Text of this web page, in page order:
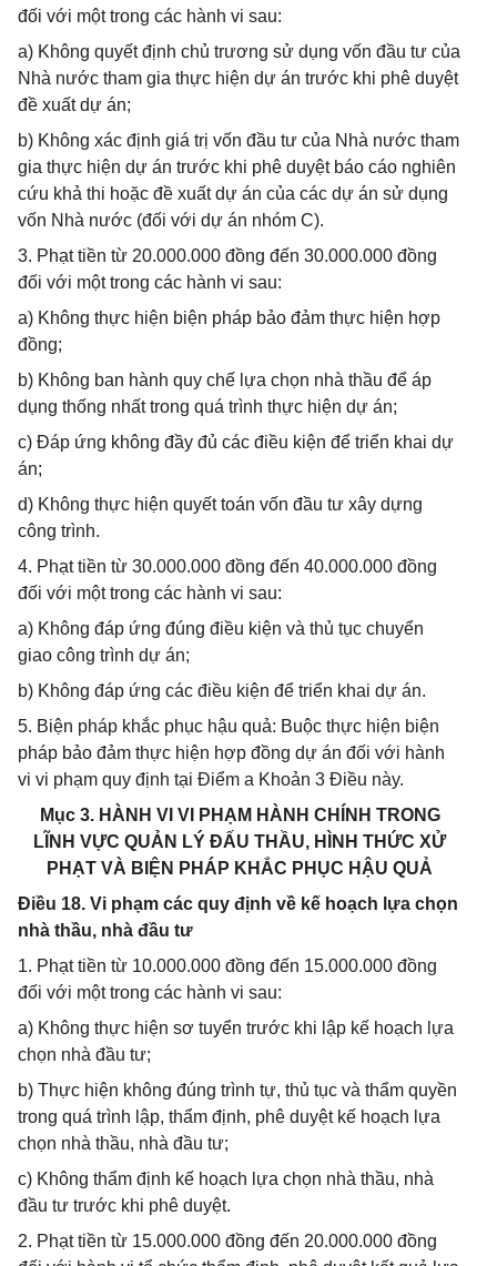
đối với một trong các hành vi sau:
a) Không quyết định chủ trương sử dụng vốn đầu tư của
Nhà nước tham gia thực hiện dự án trước khi phê duyệt
đề xuất dự án;
b) Không xác định giá trị vốn đầu tư của Nhà nước tham
gia thực hiện dự án trước khi phê duyệt báo cáo nghiên
cứu khả thi hoặc đề xuất dự án của các dự án sử dụng
vốn Nhà nước (đối với dự án nhóm C).
3. Phạt tiền từ 20.000.000 đồng đến 30.000.000 đồng
đối với một trong các hành vi sau:
a) Không thực hiện biện pháp bảo đảm thực hiện hợp
đồng;
b) Không ban hành quy chế lựa chọn nhà thầu để áp
dụng thống nhất trong quá trình thực hiện dự án;
c) Đáp ứng không đầy đủ các điều kiện để triển khai dự
án;
d) Không thực hiện quyết toán vốn đầu tư xây dựng
công trình.
4. Phạt tiền từ 30.000.000 đồng đến 40.000.000 đồng
đối với một trong các hành vi sau:
a) Không đáp ứng đúng điều kiện và thủ tục chuyển
giao công trình dự án;
b) Không đáp ứng các điều kiện để triển khai dự án.
5. Biện pháp khắc phục hậu quả: Buộc thực hiện biện
pháp bảo đảm thực hiện hợp đồng dự án đối với hành
vi vi phạm quy định tại Điểm a Khoản 3 Điều này.
Mục 3. HÀNH VI VI PHẠM HÀNH CHÍNH TRONG
LĨNH VỰC QUẢN LÝ ĐẤU THẦU, HÌNH THỨC XỬ
PHẠT VÀ BIỆN PHÁP KHẮC PHỤC HẬU QUẢ
Điều 18. Vi phạm các quy định về kế hoạch lựa chọn
nhà thầu, nhà đầu tư
1. Phạt tiền từ 10.000.000 đồng đến 15.000.000 đồng
đối với một trong các hành vi sau:
a) Không thực hiện sơ tuyển trước khi lập kế hoạch lựa
chọn nhà đầu tư;
b) Thực hiện không đúng trình tự, thủ tục và thẩm quyền
trong quá trình lập, thẩm định, phê duyệt kế hoạch lựa
chọn nhà thầu, nhà đầu tư;
c) Không thẩm định kế hoạch lựa chọn nhà thầu, nhà
đầu tư trước khi phê duyệt.
2. Phạt tiền từ 15.000.000 đồng đến 20.000.000 đồng